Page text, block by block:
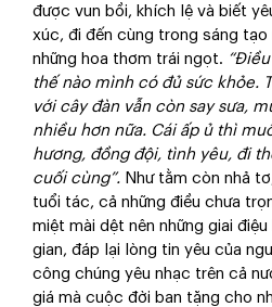
được vun bồi, khích lệ và biết
xúc, đi đến cùng trong sáng
những hoa thơm trái ngọt.
thế nào mình có đủ sức khỏe.
với cây đàn vẫn còn say sưa,
nhiều hơn nữa. Cái ấp ủ thì
hương, đồng đội, tình yêu, đi
cuối cùng”. Như tằm còn nhả
tuổi tác, cả những điều chưa
miệt mài dệt nên những giai
gian, đáp lại lòng tin yêu của
công chúng yêu nhạc trên cả
giá mà cuộc đời ban tặng cho